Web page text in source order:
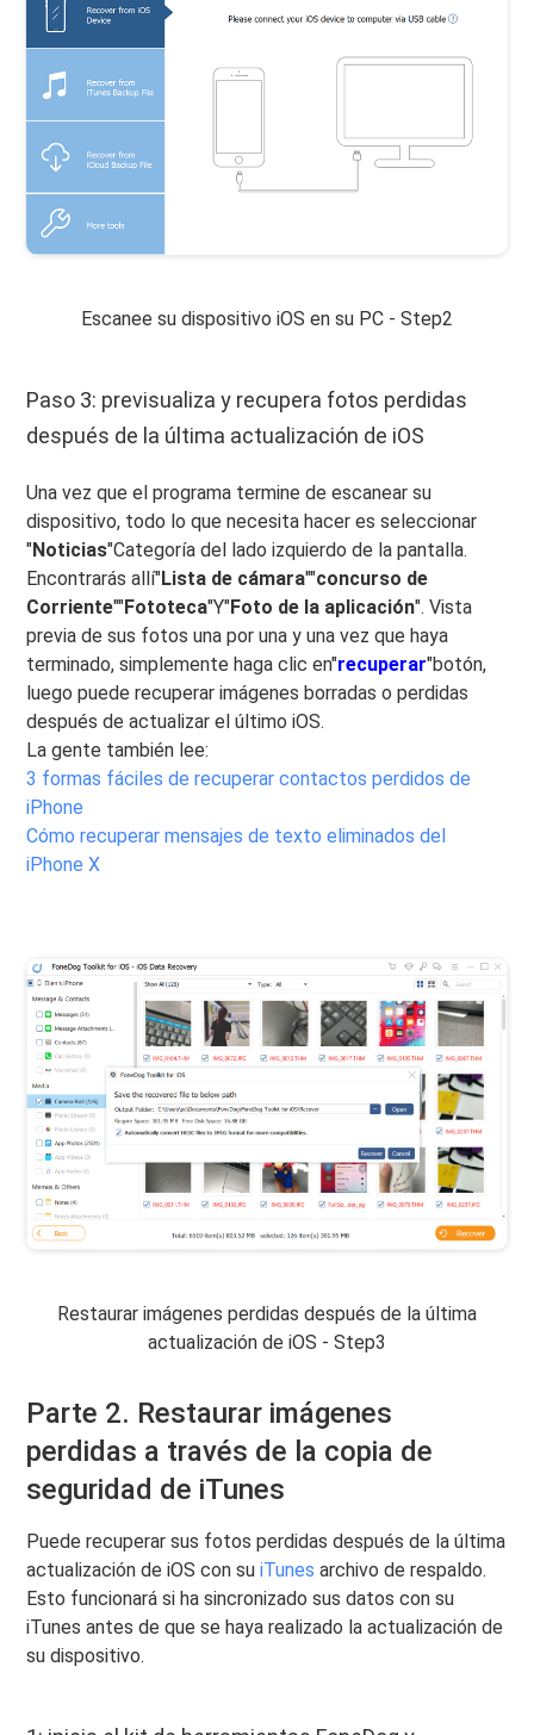
Escanee su dispositivo iOS en su PC - Step2
Paso 3: previsualiza y recupera fotos perdidas
después de la última actualización de iOS
Una vez que el programa termine de escanear su
dispositivo, todo lo que necesita hacer es seleccionar
"Noticias"Categoría del lado izquierdo de la pantalla.
Encontrarás allí"Lista de cámara""concurso de
Corriente""Fototeca"Y"Foto de la aplicación". Vista
previa de sus fotos una por una y una vez que haya
terminado, simplemente haga clic en"recuperar"botón,
luego puede recuperar imágenes borradas o perdidas
después de actualizar el último iOS.
La gente también lee:
3 formas fáciles de recuperar contactos perdidos de
iPhone
Cómo recuperar mensajes de texto eliminados del
iPhone X
Restaurar imágenes perdidas después de la última
actualización de iOS - Step3
Parte 2. Restaurar imágenes
perdidas a través de la copia de
seguridad de iTunes
Puede recuperar sus fotos perdidas después de la última
actualización de iOS con suiTunes archivo de respaldo.
Esto funcionará si ha sincronizado sus datos con su
iTunes antes de que se haya realizado la actualización de
su dispositivo.